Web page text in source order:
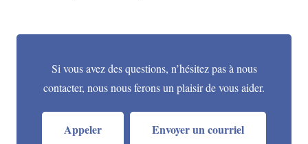
Si vous avez des questions, n’hésitez pas à nous
contacter, nous nous ferons un plaisir de vous aider.
Appeler Envoyer un courriel